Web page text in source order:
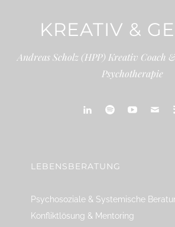
KREATIV &
Andreas Scholz (HPP) Kreativ
Psychotherapie
LEBENSBERATUNG
Psychosoziale & Systemische
Konfliktlösung & Mentoring